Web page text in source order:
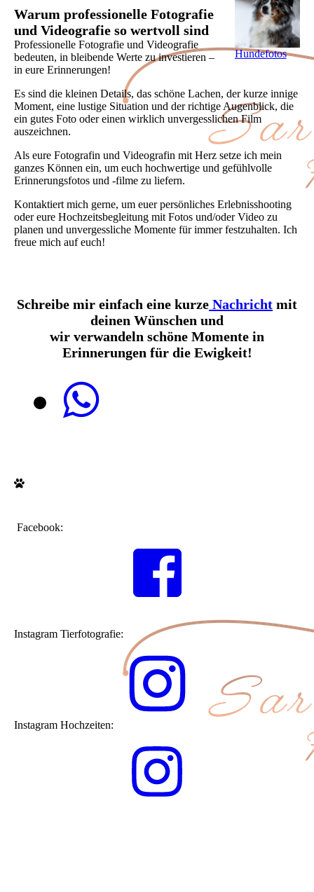
Hundefotos
Warum professionelle Fotografie
und Videografie so wertvoll sind
Professionelle Fotografie und Videografie
bedeuten, in bleibende Werte zu investieren –
in eure Erinnerungen!
Es sind die kleinen Details, das schöne Lachen, der kurze innige
Moment, eine lustige Situation und der richtige Augenblick, die
ein gutes Foto oder einen wirklich unvergesslichen Film
auszeichnen.
Als eure Fotografin und Videografin mit Herz setze ich mein
ganzes Können ein, um euch hochwertige und gefühlvolle
Erinnerungsfotos und -filme zu liefern.
Kontaktiert mich gerne, um euer persönliches Erlebnisshooting
oder eure Hochzeitsbegleitung mit Fotos und/oder Video zu
planen und unvergessliche Momente für immer festzuhalten. Ich
freue mich auf euch!
Schreibe mir einfach eine kurze Nachricht mit
deinen Wünschen und
wir verwandeln schöne Momente in
Erinnerungen für die Ewigkeit!
Facebook:
Instagram Tierfotografie:
Instagram Hochzeiten: